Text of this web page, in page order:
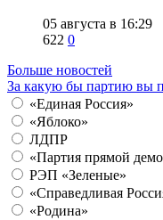
05 августа в 16:29
622 0
Больше новостей
За какую бы партию вы
«Единая Россия»
«Яблоко»
ЛДПР
«Партия прямой
РЭП «Зеленые»
«Справедливая
«Родина»